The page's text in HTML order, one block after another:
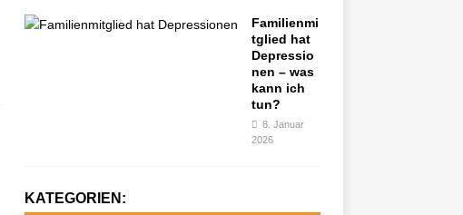
Familienmi
tglied hat
Depressio
nen – was
kann ich
tun?
8. Januar
2026
KATEGORIEN: